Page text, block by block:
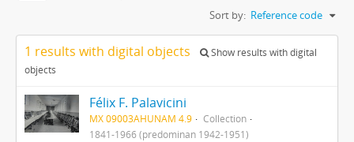
Sort by: Reference code
1 results with digital objects
Show results with digital
objects
Félix F. Palavicini
MX 09003AHUNAM 4.9
Collection
1841-1966 (predominan 1942-1951)